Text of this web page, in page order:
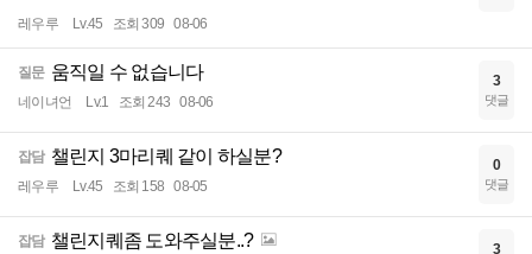
레우루 Lv.45 조회 309 08-06
질문 움직일 수 없습니다
네이녀언 Lv.1 조회 243 08-06
3
댓글
잡담 챌린지 3마리퀘 같이 하실분?
레우루 Lv.45 조회 158 08-05
0
댓글
잡담 챌린지퀘좀 도와주실분..? 3